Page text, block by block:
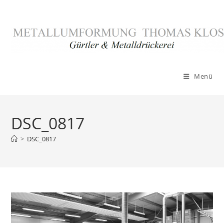
springen
Menü
DSC_0817
> DSC_0817